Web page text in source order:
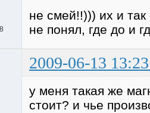
не смей!!))) их и
не понял, где до и
2009-06-13
у меня такая же
стоит? и чье